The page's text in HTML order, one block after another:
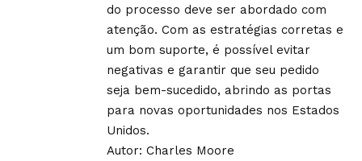
do processo deve ser abordado com
atenção. Com as estratégias corretas e
um bom suporte, é possível evitar
negativas e garantir que seu pedido
seja bem-sucedido, abrindo as portas
para novas oportunidades nos Estados
Unidos.
Autor: Charles Moore